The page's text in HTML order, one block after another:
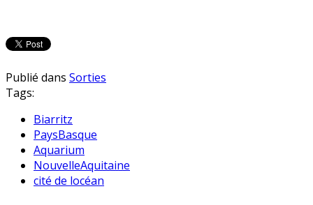
Publié dans Sorties
Tags:
Biarritz
PaysBasque
Aquarium
NouvelleAquitaine
cité de locéan